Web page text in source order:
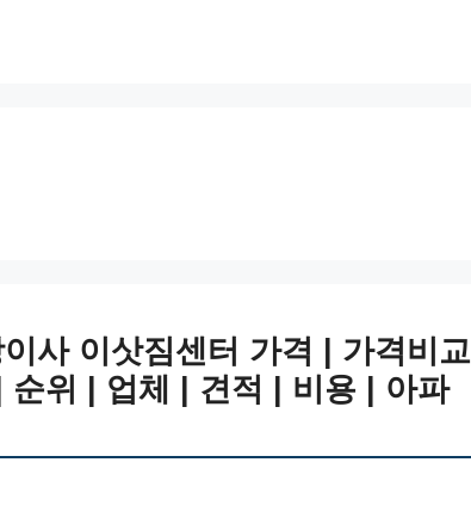
사 이삿짐센터 가격 | 가격비교
순위 | 업체 | 견적 | 비용 | 아파